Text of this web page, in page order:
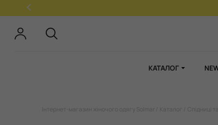
КАТАЛОГ
Інтернет-магазин жіночого одягу Solmar Каталог Спідниці